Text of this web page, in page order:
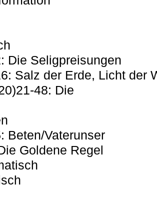
Die Seligpreisungen
Salz der Erde, Licht der
48: Die
Beten/Vaterunser
Goldene Regel